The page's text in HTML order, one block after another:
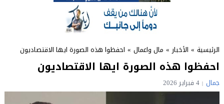
الرئيسية » الأخبار » مال واعمال » احفظوا هذه الصورة ايها الاقتصاديون
احفظوا هذه الصورة ايها الاقتصاديون
جمال 4 فبراير 2026